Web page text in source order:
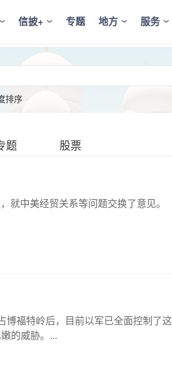
信披+ 专题 地方 服务
排序
题 股票
就中美经贸关系等问题交换了意见。
福特岭后，目前以军已全面控制了这
的威胁。...